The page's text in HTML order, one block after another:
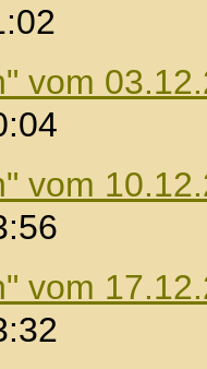
vom
vom
vom